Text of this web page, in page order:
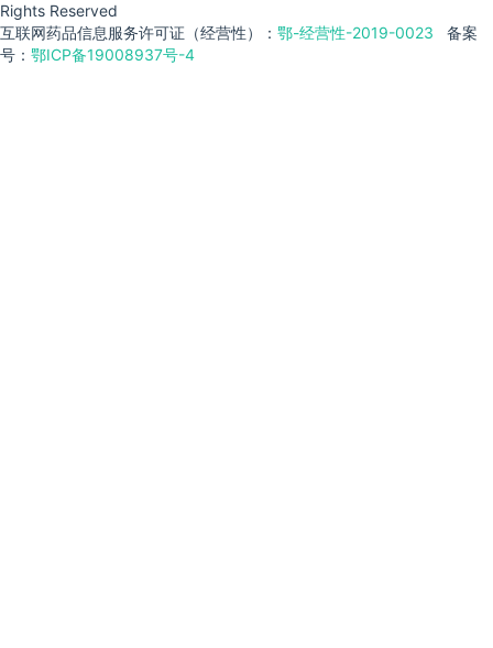
Rights Reserved
互联网药品信息服务许可证（经营性）： 鄂-经营性-2019-0023 备案
号： 鄂ICP备19008937号-4